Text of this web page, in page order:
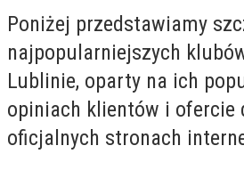
Poniżej przedstawiamy
najpopularniejszych
Lublinie, oparty na ich
opiniach klientów i ofercie
oficjalnych stronach